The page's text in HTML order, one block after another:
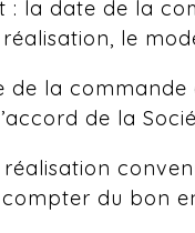
: la date de la
le
de la
de la
réalisation
du bon